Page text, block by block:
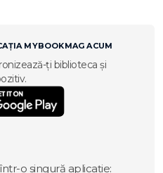
MYBOOKMAG ACUM
ți biblioteca și
o singură aplicație: